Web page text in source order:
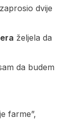
dvije
željela da
da budem
farme”,